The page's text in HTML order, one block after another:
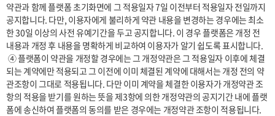
약관과 함께 플랫폼 초기화면에 그 적용일자 7일 이전부터 적용일자 전일까지
공지합니다. 다만, 이용자에게 불리하게 약관 내용을 변경하는 경우에는 최소
한 30일 이상의 사전 유예기간을 두고 공지합니다. 이 경우 플랫폼은 개정 전
내용과 개정 후 내용을 명확하게 비교하여 이용자가 알기 쉽도록 표시합니다.
되는 계약에만 적용되고 그 이전에 이미 체결된 계약에 대해서는 개정 전의 약
관조항이 그대로 적용됩니다. 다만 이미 계약을 체결한 이용자가 개정약관 조
항의 적용을 받기를 원하는 뜻을 제3항에 의한 개정약관의 공지기간 내에 플랫
폼에 송신하여 플랫폼의 동의를 받은 경우에는 개정약관 조항이 적용됩니다.